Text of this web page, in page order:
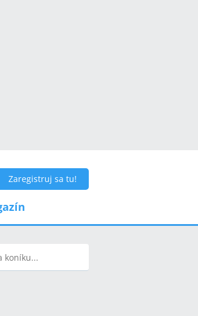
Zaregistruj sa tu!